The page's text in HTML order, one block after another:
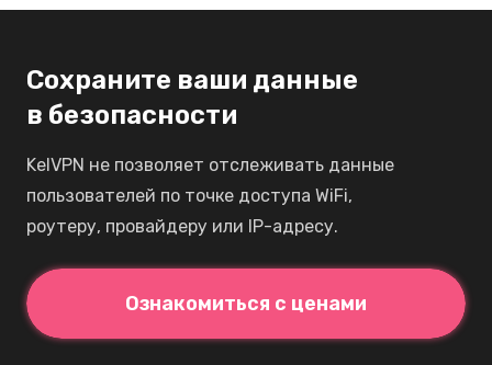
Сохраните ваши данные
в безопасности
KelVPN не позволяет отслеживать данные
пользователей по точке доступа WiFi,
роутеру, провайдеру или IP-адресу.
Ознакомиться с ценами